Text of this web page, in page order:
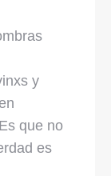
y
que no
es